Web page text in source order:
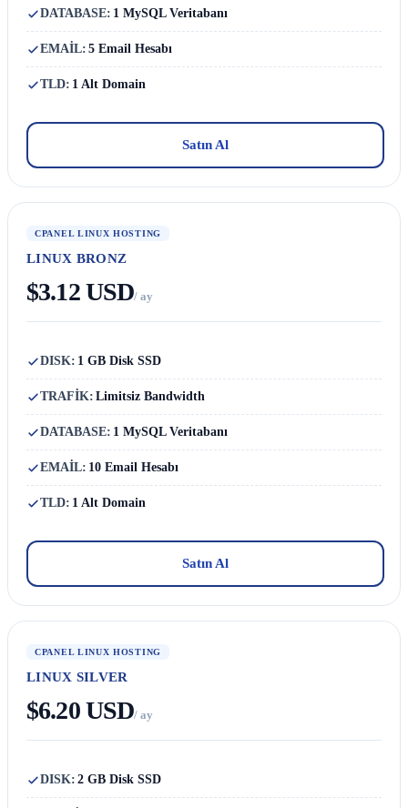
DATABASE: 1 MySQL Veritabanı
EMAİL: 5 Email Hesabı
TLD: 1 Alt Domain
Satın Al
CPANEL LINUX HOSTING
LINUX BRONZ
$3.12 USD/ ay
DISK: 1 GB Disk SSD
TRAFİK: Limitsiz Bandwidth
DATABASE: 1 MySQL Veritabanı
EMAİL: 10 Email Hesabı
TLD: 1 Alt Domain
Satın Al
CPANEL LINUX HOSTING
LINUX SILVER
$6.20 USD/ ay
DISK: 2 GB Disk SSD